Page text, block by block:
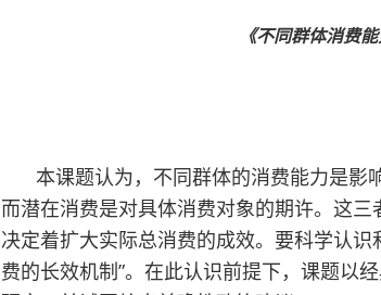
《不同群体消费
本课题认为，不同群体的消费能力是影
而潜在消费是对具体消费对象的期许。这
决定着扩大实际总消费的成效。要科学认
费的长效机制”。在此认识前提下，课题以